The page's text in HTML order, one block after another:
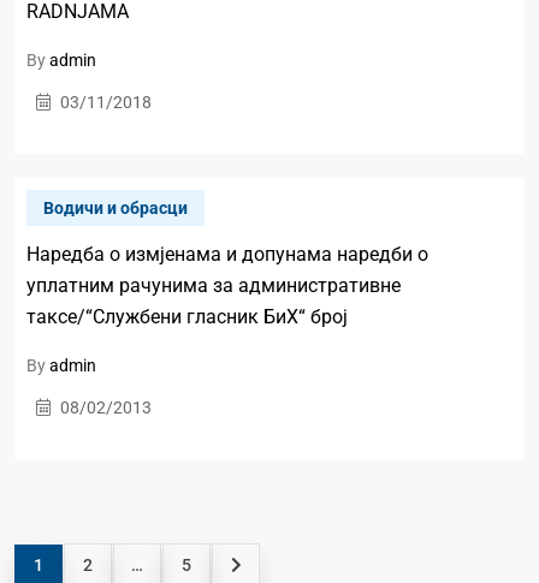
RADNJAMA
Byadmin
03/11/2018
Водичи и обрасци
Наредба о измјенама и допунама наредби о
уплатним рачунима за административне
таксе/“Службени гласник БиХ“ број
Byadmin
08/02/2013
1 2 … 5